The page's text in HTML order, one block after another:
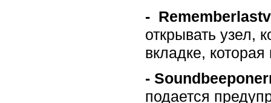
-
открывать узел,
вкладке,
-
подается